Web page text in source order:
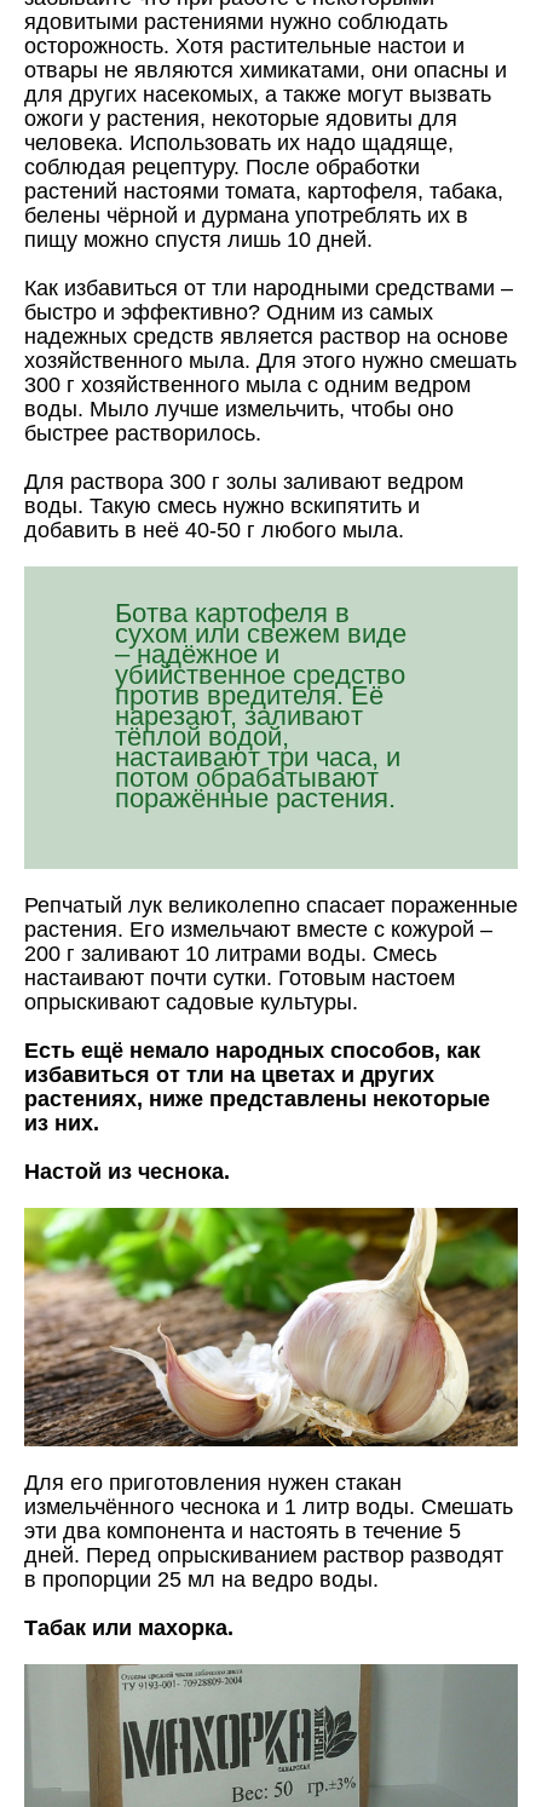
ядовитыми растениями нужно соблюдать
осторожность. Хотя растительные настои и
отвары не являются химикатами, они опасны и
для других насекомых, а также могут вызвать
ожоги у растения, некоторые ядовиты для
человека. Использовать их надо щадяще,
соблюдая рецептуру. После обработки
растений настоями томата, картофеля, табака,
белены чёрной и дурмана употреблять их в
пищу можно спустя лишь 10 дней.
Как избавиться от тли народными средствами –
быстро и эффективно? Одним из самых
надежных средств является раствор на основе
хозяйственного мыла. Для этого нужно смешать
300 г хозяйственного мыла с одним ведром
воды. Мыло лучше измельчить, чтобы оно
быстрее растворилось.
Для раствора 300 г золы заливают ведром
воды. Такую смесь нужно вскипятить и
добавить в неё 40-50 г любого мыла.
Ботва картофеля в
сухом или свежем виде
– надёжное и
убийственное средство
против вредителя. Её
нарезают, заливают
тёплой водой,
настаивают три часа, и
потом обрабатывают
поражённые растения.
Репчатый лук великолепно спасает пораженные
растения. Его измельчают вместе с кожурой –
200 г заливают 10 литрами воды. Смесь
настаивают почти сутки. Готовым настоем
опрыскивают садовые культуры.
Есть ещё немало народных способов, как
избавиться от тли на цветах и других
растениях, ниже представлены некоторые
из них.
Настой из чеснока.
Для его приготовления нужен стакан
измельчённого чеснока и 1 литр воды. Смешать
эти два компонента и настоять в течение 5
дней. Перед опрыскиванием раствор разводят
в пропорции 25 мл на ведро воды.
Табак или махорка.